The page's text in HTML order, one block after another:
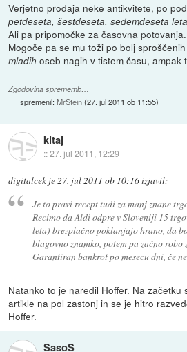
Verjetno prodaja neke antikvitete, po
petdeseta, šestdeseta, sedemdeseta
Ali pa pripomočke za časovna
Mogoče pa se mu toži po bolj
mladih oseb nagih v tistem času, ampak
Zgodovina sprememb…
spremenil:MrStein(27. jul 2011 ob 11:55)
kitaj
::27. jul 2011, 12:29
digitalcek je27. jul 2011 ob 10:16izjavil:
Je to pravi recept tudi za manj znane
Recimo da Aldi odpre v Sloveniji 15
leta) brezplačno poklanjajo hrano, da
blagovno znamko, potem pa začno
Garantiran bankrot po mesecu dni, če
Natanko to je naredil Hoffer. Na začetku
artikle na pol zastonj in se je hitro
Hoffer.
SasoS